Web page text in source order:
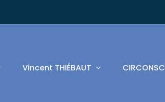
Vincent THIÉBAUT